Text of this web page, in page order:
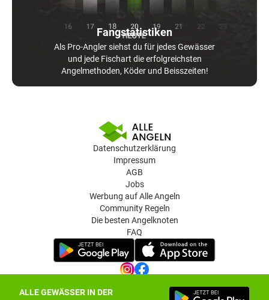
ALLE GEWÄSSER IN DER
Fangstatistiken
Als Pro-Angler siehst du für jedes Gewässer
und jede Fischart die erfolgreichsten
Angelmethoden, Köder und Beisszeiten!
Datenschutzerklärung
Impressum
AGB
Jobs
Werbung auf Alle Angeln
Community Regeln
Die besten Angelknoten
FAQ
Datenschutz-Einstellungen